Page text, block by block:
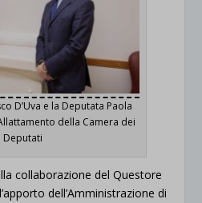
D’Uva e la Deputata Paola
della Camera dei
Deputati
collaborazione del Questore
dell’Amministrazione di